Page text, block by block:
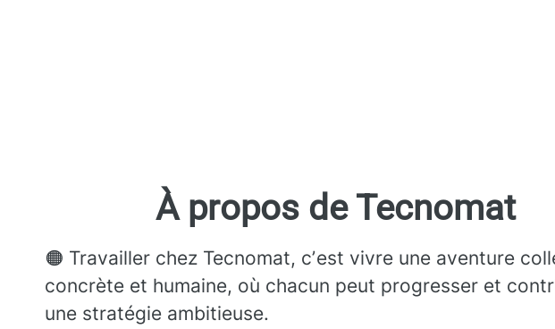
À propos de Tecnomat
🟠 Travailler chez Tecnomat, cʼest vivre une aventure
concrète et humaine, où chacun peut progresser et
une stratégie ambitieuse.